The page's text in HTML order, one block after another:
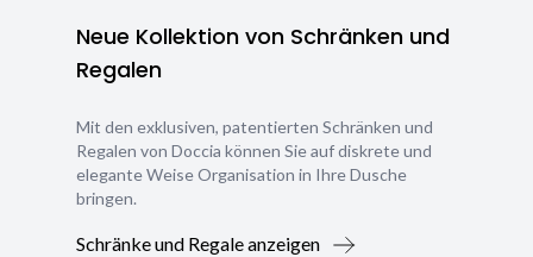
Neue Kollektion von Schränken und
Regalen
Mit den exklusiven, patentierten Schränken und
Regalen von Doccia können Sie auf diskrete und
elegante Weise Organisation in Ihre Dusche
bringen.
Schränke und Regale anzeigen